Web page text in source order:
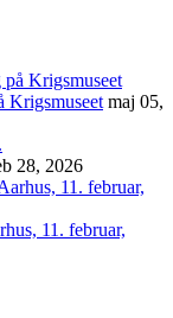
Krigsmuseet maj 05,
28, 2026
11. februar,